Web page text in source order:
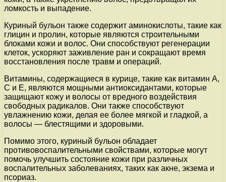
ломкость и выпадение.
Куриный бульон также содержит аминокислоты, такие как
глицин и пролин, которые являются строительными
блоками кожи и волос. Они способствуют регенерации
клеток, ускоряют заживление ран и сокращают время
восстановления после травм и операций.
Витамины, содержащиеся в курице, такие как витамин А,
С и Е, являются мощными антиоксидантами, которые
защищают кожу и волосы от вредного воздействия
свободных радикалов. Они также способствуют
увлажнению кожи, делая ее более мягкой и гладкой, а
волосы — блестящими и здоровыми.
Помимо этого, куриный бульон обладает
противовоспалительными свойствами, которые могут
помочь улучшить состояние кожи при различных
воспалительных заболеваниях, таких как акне, экзема и
псориаз.